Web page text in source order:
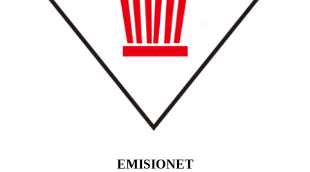
EMISIONET